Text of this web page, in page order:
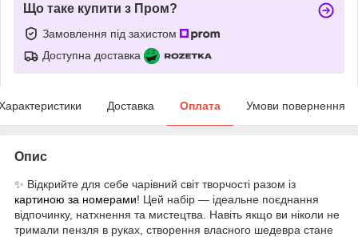
Що таке купити з Пром?
Замовлення під захистом
Доступна доставка
Доставка Оплата Умови повернення
Опис
✨ Відкрийте для себе чарівний світ творчості разом із
картиною за номерами! Цей набір — ідеальне поєднання
відпочинку, натхнення та мистецтва. Навіть якщо ви ніколи не
тримали пензля в руках, створення власного шедевра стане